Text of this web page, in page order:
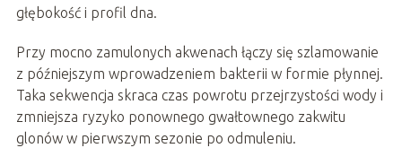
głębokość i profil dna.
Przy mocno zamulonych akwenach łączy się szlamowanie
z późniejszym wprowadzeniem bakterii w formie płynnej.
Taka sekwencja skraca czas powrotu przejrzystości wody i
zmniejsza ryzyko ponownego gwałtownego zakwitu
glonów w pierwszym sezonie po odmuleniu.